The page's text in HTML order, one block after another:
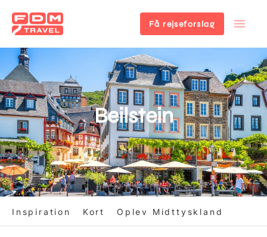
hovedindhold
Få rejseforslag
Beilstein
Inspiration Kort Oplev Midttyskland